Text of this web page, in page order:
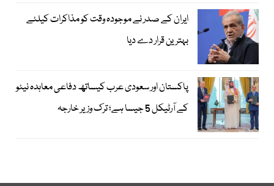
ایران کے صدر نے موجودہ وقت کو مذاکرات کیلئے
بہترین قرار دے دیا
پاکستان اور سعودی عرب کیساتھ دفاعی معاہدہ نیٹو
کے آرٹیکل 5 جیسا ہے؛ ترک وزیر خارجہ